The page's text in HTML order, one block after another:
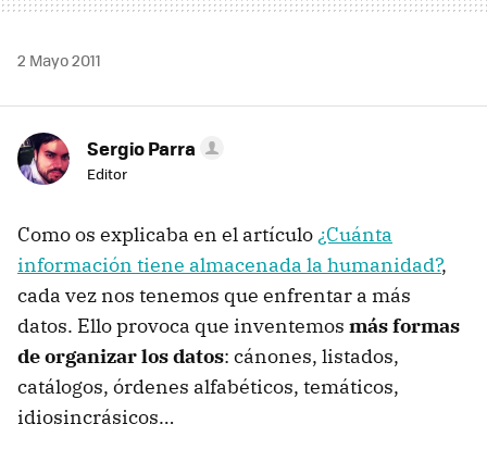
2 Mayo 2011
Sergio Parra
Editor
Como os explicaba en el artículo¿Cuánta
información tiene almacenada la humanidad?,
cada vez nos tenemos que enfrentar a más
datos. Ello provoca que inventemos más formas
de organizar los datos: cánones, listados,
catálogos, órdenes alfabéticos, temáticos,
idiosincrásicos…